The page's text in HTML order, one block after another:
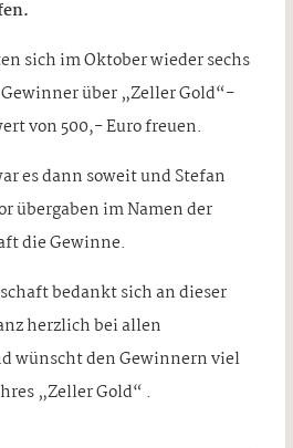
sich im Oktober wieder sechs
über „Zeller Gold“-
von 500,- Euro freuen.
es dann soweit und Stefan
übergaben im Namen der
die Gewinne.
bedankt sich an dieser
herzlich bei allen
wünscht den Gewinnern viel
„Zeller Gold“ .